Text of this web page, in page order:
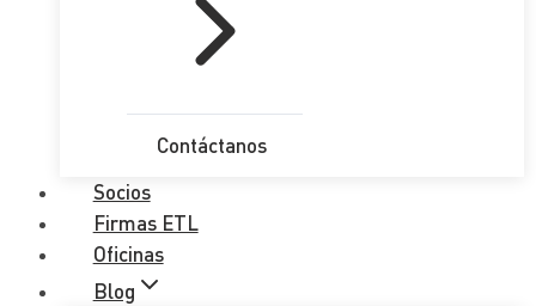
Contáctanos
Socios
Firmas ETL
Oficinas
Blog